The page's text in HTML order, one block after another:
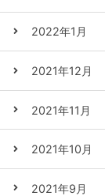
2022年1月
2021年12月
2021年11月
2021年10月
2021年9月